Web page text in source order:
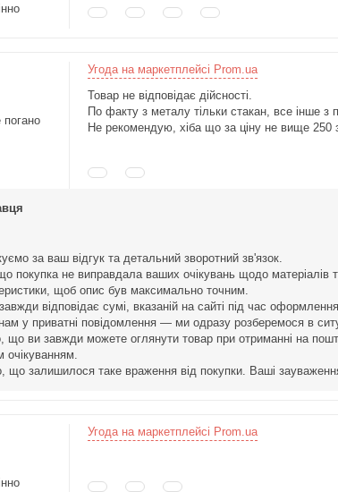
Угода на маркетплейсі Prom.ua
Товар не відповідає дійсності.
По факту з металу тільки стакан, все інше з
Не рекомендую, хіба що за ціну не вище 250
за ваш відгук та детальний зворотний зв'язок.
покупка не виправдала ваших очікувань щодо матеріалів
щоб опис був максимально точним.
відповідає сумі, вказаній на сайті під час
у приватні повідомлення — ми одразу розберемося в
що ви завжди можете оглянути товар при отриманні на
очікуванням.
що залишилося таке враження від покупки. Ваші
Угода на маркетплейсі Prom.ua